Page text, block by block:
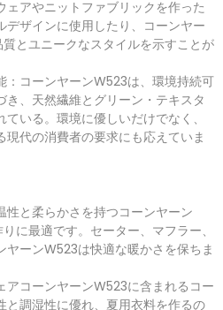
ェアやニットファブリックを作った
デザインに使用したり、コーンヤー
とユニークなスタイルを示すことが
：コーンヤーンW523は、環境持続可
き、天然繊維とグリーン・テキスタ
いる。環境に優しいだけでなく、
代の消費者の要求にも応えていま
性と柔らかさを持つコーンヤーン
に最適です。セーター、マフラー、
ヤーンW523は快適な暖かさを保ちま
アコーンヤーンW523に含まれるコー
と調湿性に優れ、夏用衣料を作るの